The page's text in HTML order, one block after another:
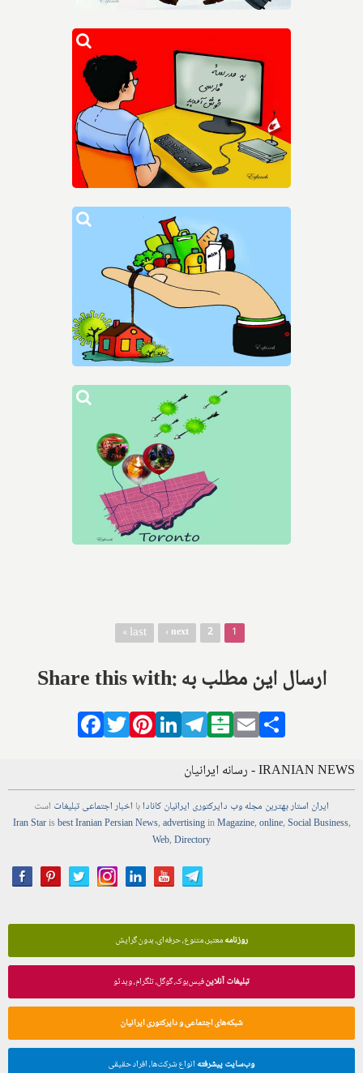
1
2
next ›
last »
Share this with: ارسال این مطلب به
Facebook
TwitterPinterestLinkedIn
Telegram
Balatarin
Email
IRANIAN NEWS - رسانه ایرانیان
ایران استاربهترین مجلهوب دایرکتوری ایرانیان کانادابا اخباراجتماعیتبلیغات است
Iran Starisbest Iranian PersianNews,advertisinginMagazine,online,Social Business,
Web,Directory
روزنامهمعتبر، متنوع، حرفه‌ای، بدون گرایش
تبلیغات آنلاینفیس‌بوک، گوگل، تلگرام، ویدئو
شبکه‌های اجتماعی و دایرکتوری ایرانیان
وب‌سایت پیشرفته انواع شرکت‌ها، افراد حقیقی